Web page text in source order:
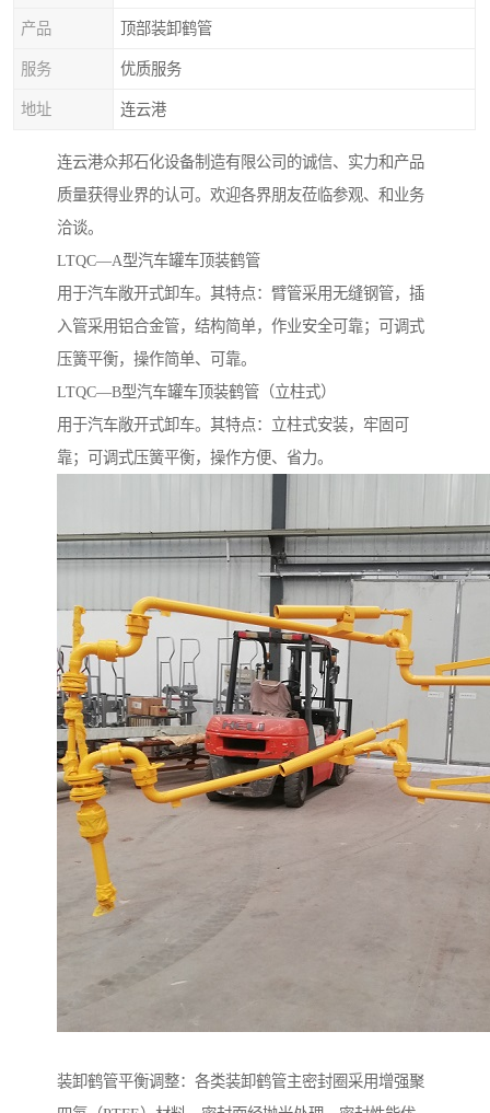
产品 顶部装卸鹤管
服务 优质服务
地址 连云港
连云港众邦石化设备制造有限公司的诚信、实力和产品
质量获得业界的认可。欢迎各界朋友莅临参观、和业务
洽谈。
LTQC—A型汽车罐车顶装鹤管
用于汽车敞开式卸车。其特点：臂管采用无缝钢管，插
入管采用铝合金管，结构简单，作业安全可靠；可调式
压簧平衡，操作简单、可靠。
LTQC—B型汽车罐车顶装鹤管（立柱式）
用于汽车敞开式卸车。其特点：立柱式安装，牢固可
靠；可调式压簧平衡，操作方便、省力。
装卸鹤管平衡调整：各类装卸鹤管主密封圈采用增强聚